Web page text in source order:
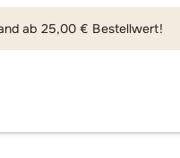
ab 25,00 € Bestellwert!